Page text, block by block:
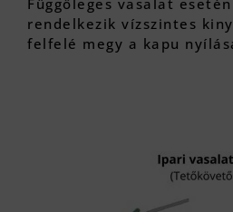
rendelkezik vízszintes
felfelé megy a kapu